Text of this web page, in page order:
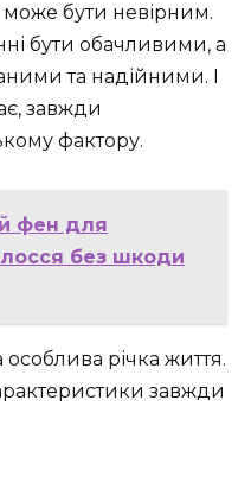
може бути невірним.
бути обачливими, а
та надійними. І
завжди
фактору.
фен для
без шкоди
річка життя.
завжди